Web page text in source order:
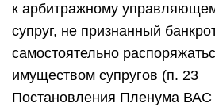
к арбитражному
супруг, не признанный
самостоятельно
имуществом супругов (п. 23
Постановления Пленума